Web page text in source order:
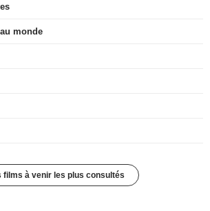
monde
films à venir les plus consultés